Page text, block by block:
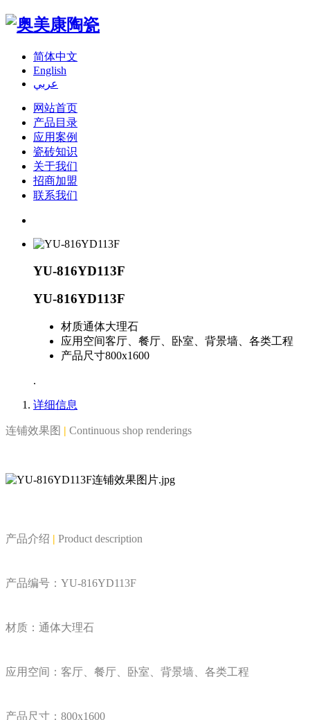
简体中文
English
عربي
网站首页
产品目录
应用案例
瓷砖知识
关于我们
招商加盟
联系我们
YU-816YD113F
YU-816YD113F
材质通体大理石
应用空间客厅、餐厅、卧室、背景墙、各类工程
产品尺寸800x1600
.
详细信息
连铺效果图 | Continuous shop renderings
产品介绍 | Product description
产品编号：YU-816YD113F
材质：通体大理石
应用空间：客厅、餐厅、卧室、背景墙、各类工程
产品尺寸：800x1600